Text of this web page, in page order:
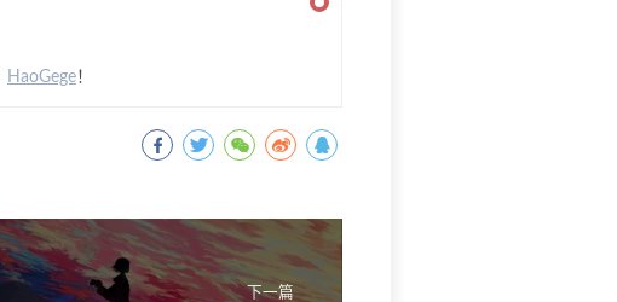
HaoGege！
下一篇